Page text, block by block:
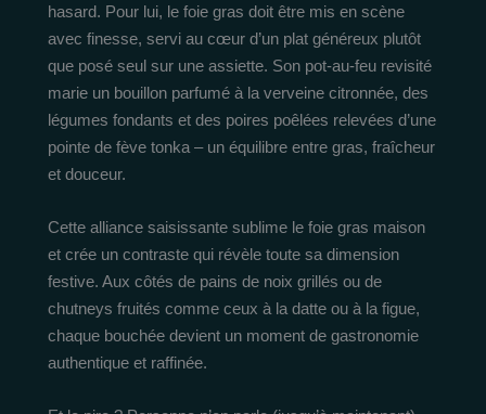
hasard. Pour lui, le foie gras doit être mis en scène
avec finesse, servi au cœur d’un plat généreux plutôt
que posé seul sur une assiette. Son pot-au-feu revisité
marie un bouillon parfumé à la verveine citronnée, des
légumes fondants et des poires poêlées relevées d’une
pointe de fève tonka – un équilibre entre gras, fraîcheur
et douceur.
Cette alliance saisissante sublime le foie gras maison
et crée un contraste qui révèle toute sa dimension
festive. Aux côtés de pains de noix grillés ou de
chutneys fruités comme ceux à la datte ou à la figue,
chaque bouchée devient un moment de gastronomie
authentique et raffinée.